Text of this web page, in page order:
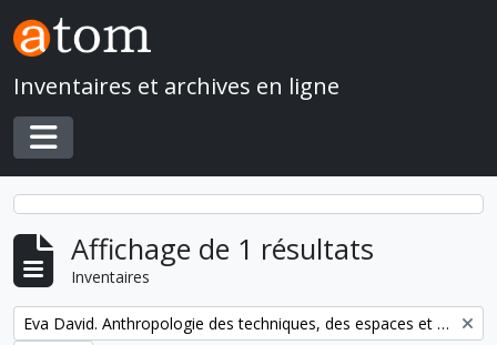
Skip to main content
Inventaires et archives en ligne
Toggle navigation
Affichage de 1 résultats
Inventaires
Remove filter:
Eva David. Anthropologie des techniques, des espaces et des territoires au Pliocène et au Pleistocène